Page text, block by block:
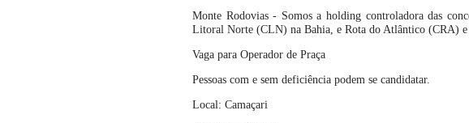
Monte Rodovias - Somos a holding controladora das
Litoral Norte (CLN) na Bahia, e Rota do Atlântico (CRA) e
Vaga para Operador de Praça
Pessoas com e sem deficiência podem se candidatar.
Local: Camaçari